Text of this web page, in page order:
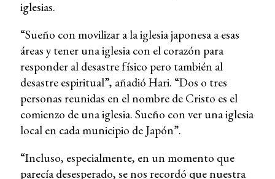
iglesias.
“Sueño con movilizar a la iglesia japonesa a esas
áreas y tener una iglesia con el corazón para
responder al desastre físico pero también al
desastre espiritual”, añadió Hari. “Dos o tres
personas reunidas en el nombre de Cristo es el
comienzo de una iglesia. Sueño con ver una iglesia
local en cada municipio de Japón”.
“Incluso, especialmente, en un momento que
parecía desesperado, se nos recordó que nuestra